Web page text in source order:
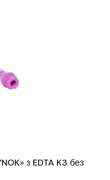
з EDTA K3 без